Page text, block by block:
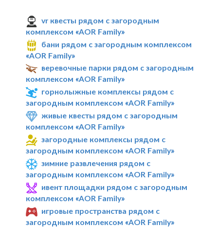
vr квесты рядом с загородным
комплексом «AOR Family»
бани рядом с загородным комплексом
«AOR Family»
веревочные парки рядом с загородным
комплексом «AOR Family»
горнолыжные комплексы рядом с
загородным комплексом «AOR Family»
живые квесты рядом с загородным
комплексом «AOR Family»
загородные комплексы рядом с
загородным комплексом «AOR Family»
зимние развлечения рядом с
загородным комплексом «AOR Family»
ивент площадки рядом с загородным
комплексом «AOR Family»
игровые пространства рядом с
загородным комплексом «AOR Family»